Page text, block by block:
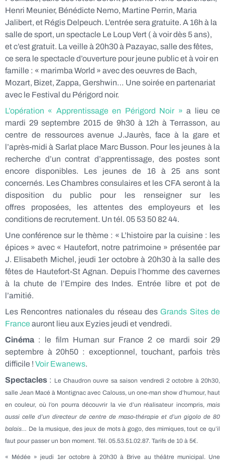
Henri Meunier, Bénédicte Nemo, Martine Perrin, Maria
Jalibert, et Régis Delpeuch. L’entrée sera gratuite. A 16h à la
salle de sport, un spectacle Le Loup Vert ( à voir dès 5 ans),
et c’est gratuit. La veille à 20h30 à Pazayac, salle des fêtes,
ce sera le spectacle d’ouverture pour jeune public et à voir en
famille : « marimba World » avec des oeuvres de Bach,
Mozart, Bizet, Zappa, Gershwin… Une soirée en partenariat
avec le Festival du Périgord noir.
L’opération « Apprentissage en Périgord Noir » a lieu ce
mardi 29 septembre 2015 de 9h30 à 12h à Terrasson, au
centre de ressources avenue J.Jaurès, face à la gare et
l’après-midi à Sarlat place Marc Busson. Pour les jeunes à la
recherche d’un contrat d’apprentissage, des postes sont
encore disponibles. Les jeunes de 16 à 25 ans sont
concernés. Les Chambres consulaires et les CFA seront à la
disposition du public pour les renseigner sur les
offres proposées, les attentes des employeurs et les
conditions de recrutement. Un tél. 05 53 50 82 44.
Une conférence sur le thème : « L’histoire par la cuisine : les
épices » avec « Hautefort, notre patrimoine » présentée par
J. Elisabeth Michel, jeudi 1er octobre à 20h30 à la salle des
fêtes de Hautefort-St Agnan. Depuis l’homme des cavernes
à la chute de l’Empire des Indes. Entrée libre et pot de
l’amitié.
Les Rencontres nationales du réseau des Grands Sites de
France auront lieu aux Eyzies jeudi et vendredi.
Cinéma : le film Human sur France 2 ce mardi soir 29
septembre à 20h50 : exceptionnel, touchant, parfois très
difficile ! Voir Ewanews.
Spectacles : Le Chaudron ouvre sa saison vendredi 2 octobre à 20h30,
salle Jean Macé à Montignac avec Calouss, un one-man show d’humour, haut
en couleur, où l’on pourra découvrir la vie d’un réalisateur incompris,mais
aussi celle d’un directeur de centre de maso-thérapie et d’un gigolo de 80
balais… De la musique, des jeux de mots à gogo, des mimiques, tout ce qu’il
faut pour passer un bon moment. Tél. 05.53.51.02.87. Tarifs de 10 à 5€.
« Médée » jeudi 1er octobre à 20h30 à Brive au théâtre municipal. Une